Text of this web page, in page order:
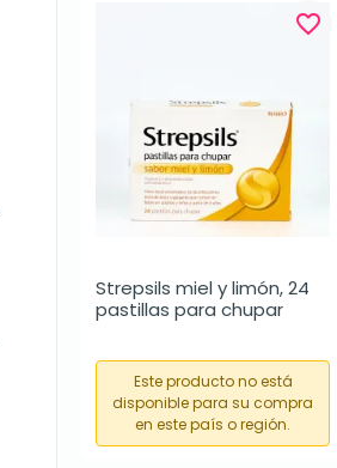
favorite_border
Strepsils miel y limón, 24
pastillas para chupar
Este producto no está
disponible para su compra
en este país o región.